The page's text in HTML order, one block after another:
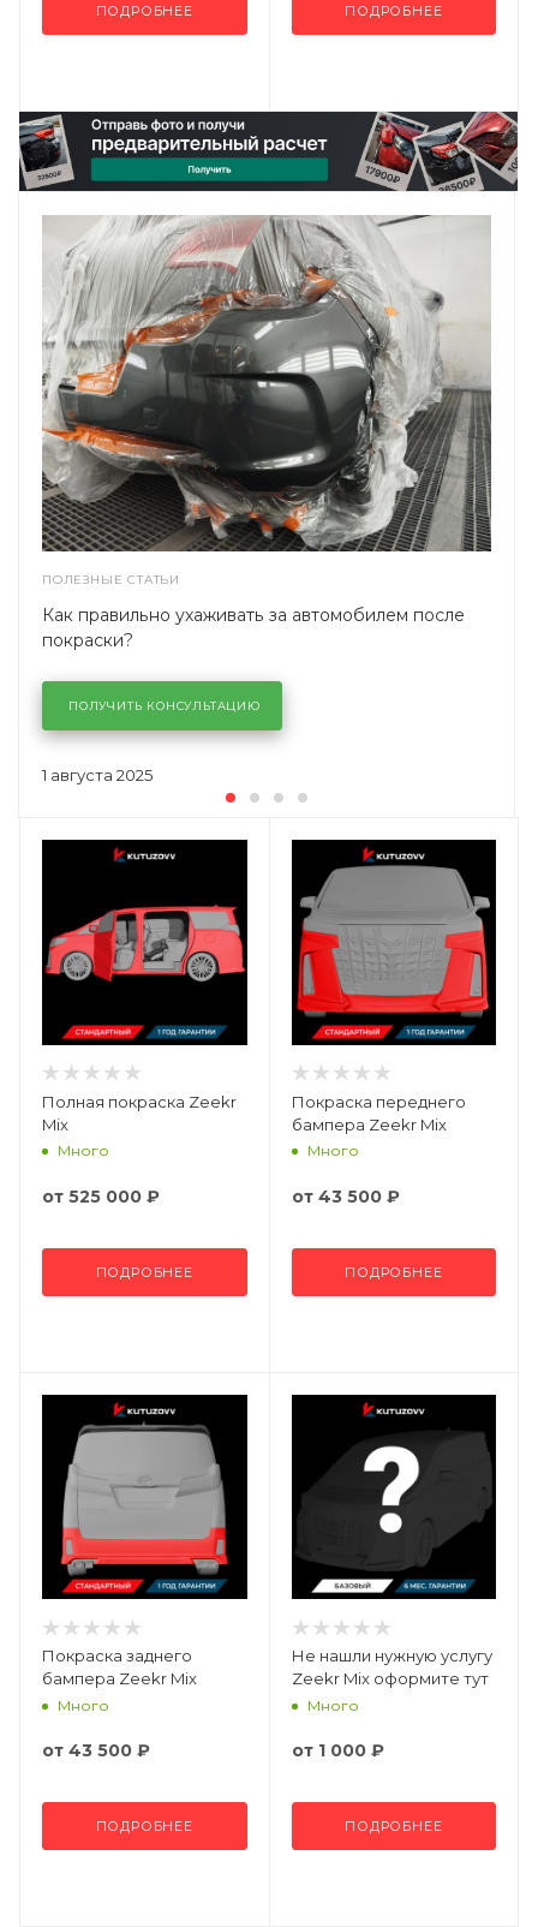
ПОДРОБНЕЕ ПОДРОБНЕЕ
ПОЛЕЗНЫЕ СТАТЬИ
1 августа 2025
Как правильно ухаживать за автомобилем после
покраски?
ПОЛУЧИТЬ КОНСУЛЬТАЦИЮ
Полная покраска Zeekr
Mix
Много
от 525 000 ₽
ПОДРОБНЕЕ
Покраска переднего
бампера Zeekr Mix
Много
от 43 500 ₽
ПОДРОБНЕЕ
Покраска заднего
бампера Zeekr Mix
Много
от 43 500 ₽
ПОДРОБНЕЕ
Не нашли нужную услугу
Zeekr Mix оформите тут
Много
от 1 000 ₽
ПОДРОБНЕЕ